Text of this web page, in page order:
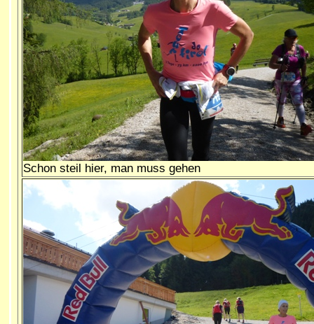
Schon steil hier, man muss gehen